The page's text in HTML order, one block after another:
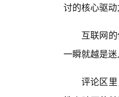
讨的核心驱动
互联网
一瞬就越是迷
评论区